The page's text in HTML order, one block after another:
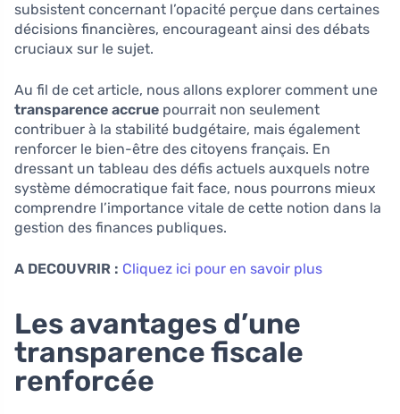
subsistent concernant l’opacité perçue dans certaines
décisions financières, encourageant ainsi des débats
cruciaux sur le sujet.
Au fil de cet article, nous allons explorer comment une
transparence accrue pourrait non seulement
contribuer à la stabilité budgétaire, mais également
renforcer le bien-être des citoyens français. En
dressant un tableau des défis actuels auxquels notre
système démocratique fait face, nous pourrons mieux
comprendre l’importance vitale de cette notion dans la
gestion des finances publiques.
A DECOUVRIR : Cliquez ici pour en savoir plus
Les avantages d’une
transparence fiscale
renforcée